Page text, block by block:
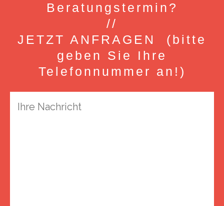
Beratungstermin?
//
JETZT ANFRAGEN (bitte
geben Sie Ihre
Telefonnummer an!)